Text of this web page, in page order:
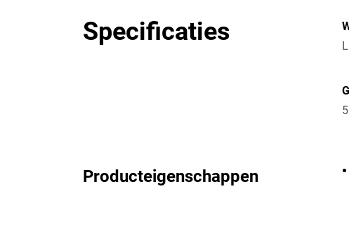
Specificaties
Producteigenschappen